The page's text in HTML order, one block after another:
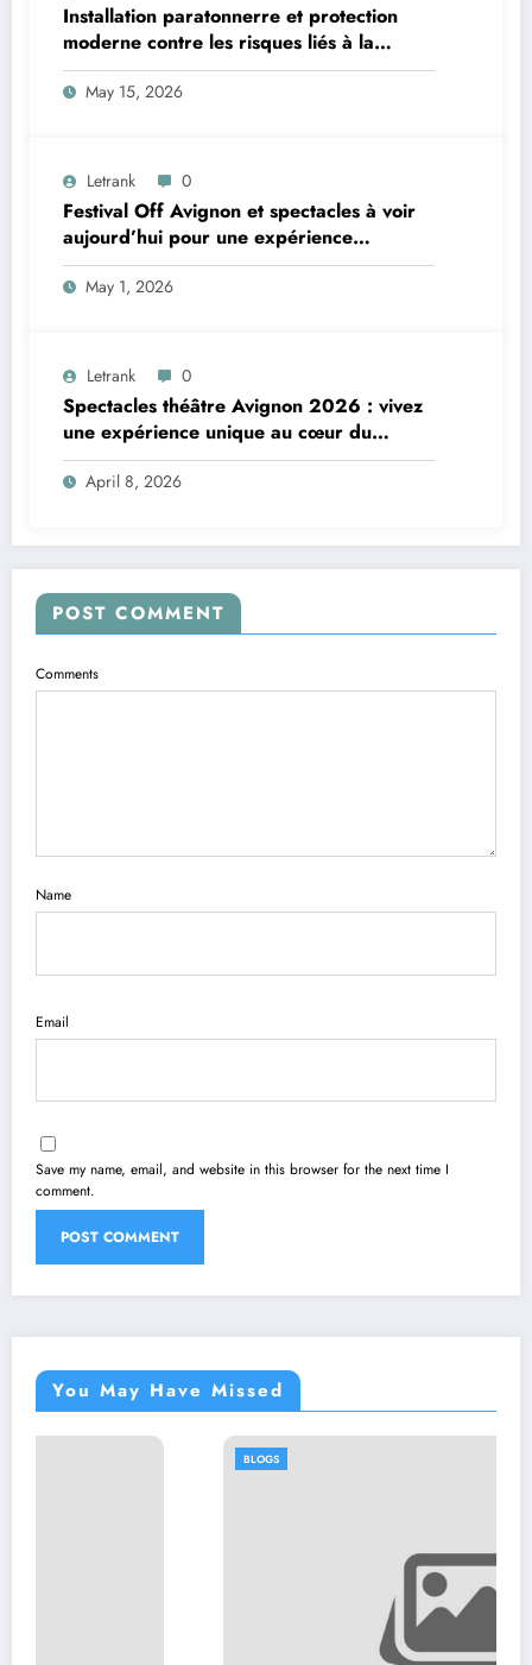
Installation paratonnerre et protection
moderne contre les risques liés à la
foudre
May 15, 2026
Letrank 0
Festival Off Avignon et spectacles à voir
aujourd’hui pour une expérience
théâtrale unique
May 1, 2026
Letrank 0
Spectacles théâtre Avignon 2026 : vivez
une expérience unique au cœur du
Festival Off
April 8, 2026
POST COMMENT
Comments
Name
Email
Save my name, email, and website in this browser for the next time I
comment.
You May Have Missed